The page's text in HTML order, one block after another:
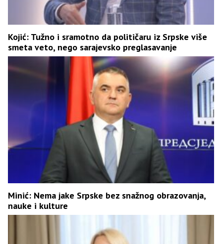
Kojić: Tužno i sramotno da političaru iz Srpske više
smeta veto, nego sarajevsko preglasavanje
Minić: Nema jake Srpske bez snažnog obrazovanja,
nauke i kulture